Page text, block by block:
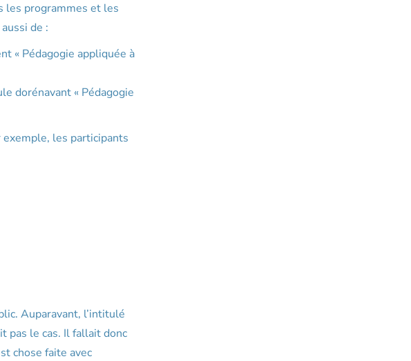
les programmes et les
de :
« Pédagogie appliquée à
dorénavant « Pédagogie
les participants
Auparavant, l’intitulé
pas le cas. Il fallait donc
chose faite avec